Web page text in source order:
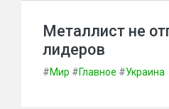
Металлист не
лидеров
#Мир #Главное #Украина